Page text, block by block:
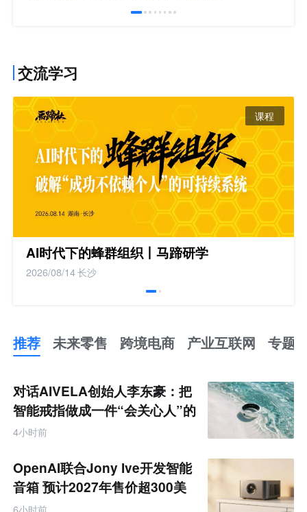
交流学习
课程
AI时代下的蜂群组织丨马蹄研学
2026/08/14长沙
推荐 未来零售 跨境电商 产业互联网 专题
来
零
售
跨
境
产
业
互
联
对话AIVELA创始人李东豪：把
智能戒指做成一件“会关心人”的
饰品
4小时前
OpenAI联合Jony Ive开发智能
音箱 预计2027年售价超300美
元
6小时前